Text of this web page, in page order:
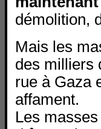
démolition,
Mais les
des milliers
rue à Gaza
affament.
Les